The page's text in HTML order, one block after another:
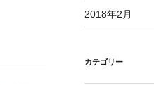
2018年2月
カテゴリー